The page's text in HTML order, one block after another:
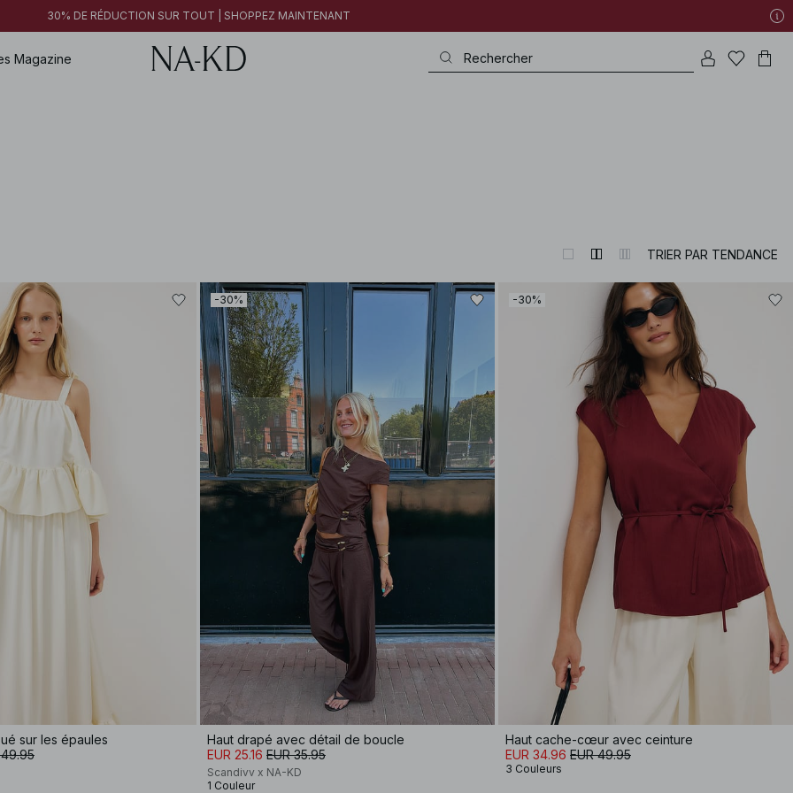
30% DE RÉDUCTION SUR TOUT | SHOPPEZ MAINTENANT
Magazine
TRIER PAR TENDANCE
sur les épaules
49.95
-30%
Haut drapé avec détail de boucle
EUR 25.16 EUR 35.95
Scandivv x NA-KD
1 Couleur
-30%
Haut cache-cœur avec ceinture
EUR 34.96 EUR 49.95
3 Couleurs